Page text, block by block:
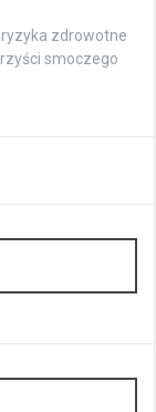
ryzyka zdrowotne
smoczego